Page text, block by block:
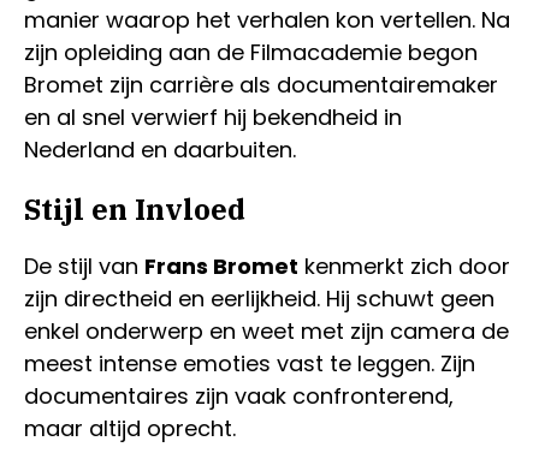
manier waarop het verhalen kon vertellen. Na
zijn opleiding aan de Filmacademie begon
Bromet zijn carrière als documentairemaker
en al snel verwierf hij bekendheid in
Nederland en daarbuiten.
Stijl en Invloed
De stijl van Frans Bromet kenmerkt zich door
zijn directheid en eerlijkheid. Hij schuwt geen
enkel onderwerp en weet met zijn camera de
meest intense emoties vast te leggen. Zijn
documentaires zijn vaak confronterend,
maar altijd oprecht.